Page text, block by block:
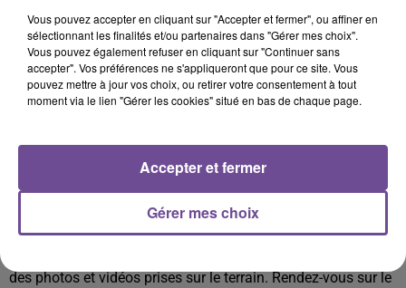
Coût du projet
À ce jour, la construction du gros œuvre est très avancée.
Dans certains ouvrages le montage des équipements a
débuté. L’avancement actuel est de 12 505 000 euros hors
taxes, soit 49 % du montant du marché public.
comprise (TTC). Un projet financé par Limoges Métropole
de 13 521 354 euros TTC.
Tout au long des travaux, vous pourrez retrouver les
des photos et vidéos prises sur le terrain. Rendez-vous sur le
Vous pouvez accepter en cliquant sur "Accepter et fermer", ou affiner en
sélectionnant les finalités et/ou partenaires dans "Gérer mes choix".
Vous pouvez également refuser en cliquant sur "Continuer sans
accepter". Vos préférences ne s'appliqueront que pour ce site. Vous
pouvez mettre à jour vos choix, ou retirer votre consentement à tout
moment via le lien "Gérer les cookies" situé en bas de chaque page.
Gérer mes choix
Accepter et fermer